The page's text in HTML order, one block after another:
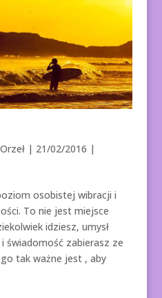
| 21/02/2016 |
osobistej wibracji i
To nie jest miejsce
idziesz, umysł
świadomość zabierasz ze
tak ważne jest , aby